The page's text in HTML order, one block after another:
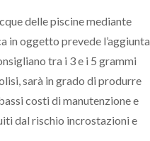
delle piscine mediante
in oggetto prevede l’aggiunta
tra i 3 e i 5 grammi
sarà in grado di produrre
costi di manutenzione e
dal rischio incrostazioni e